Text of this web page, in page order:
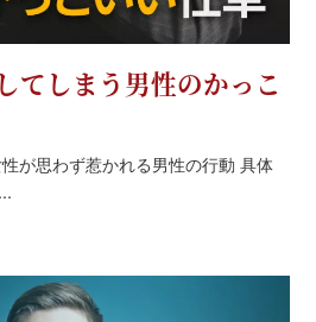
てしまう男性のかっこ
が思わず惹かれる男性の行動 具体